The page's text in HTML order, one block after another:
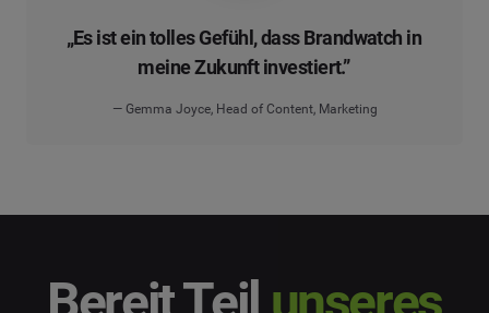
„Es ist ein tolles Gefühl, dass Brandwatch in
meine Zukunftinvestiert.”
— Gemma Joyce, Head of Content, Marketing